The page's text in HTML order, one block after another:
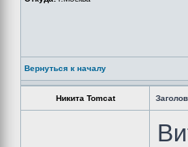
Вернуться к началу
Никита Tomcat